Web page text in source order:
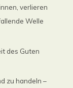
verlieren
Welle
des Guten
zu handeln –